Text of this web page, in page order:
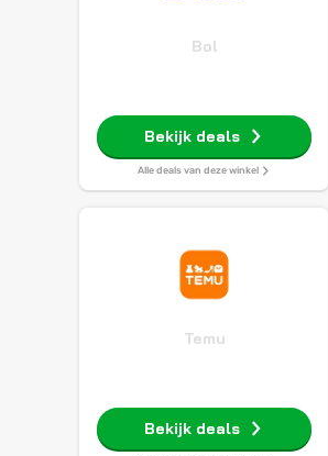
Bol
Bekijk deals
Alle deals van deze winkel
Temu
Bekijk deals